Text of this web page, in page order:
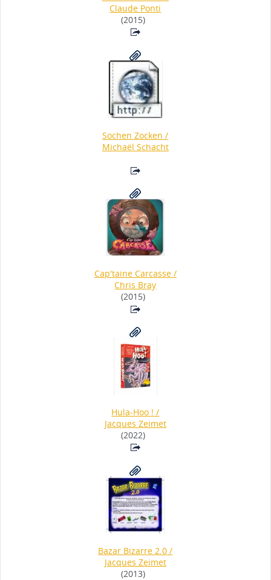
Claude Ponti
(2015)
Sochen Zocken /
Michaël Schacht
Cap'taine Carcasse/
Chris Bray
(2015)
Hula-Hoo ! /
Jacques Zeimet
(2022)
Bazar Bizarre 2.0 /
Jacques Zeimet
(2013)